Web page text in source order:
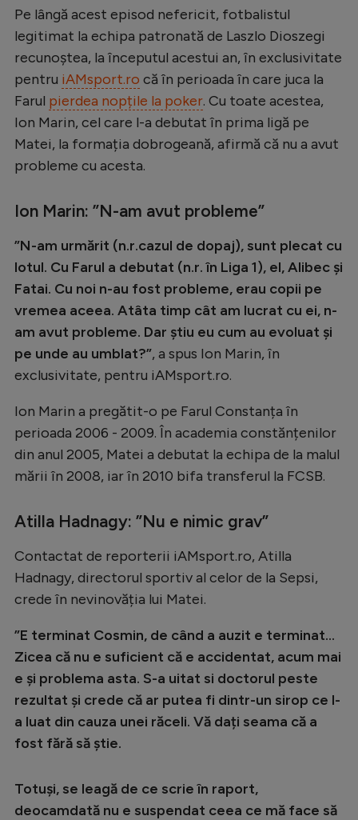
Tenis
Handbal
Natație
Formula 1
Rugby
Ciclism
Alte sporturi
JO 2026
Intră în cont
Pe lângă acest episod nefericit, fotbalistul
legitimat la echipa patronată de Laszlo Dioszegi
recunoștea, la începutul acestui an, în exclusivitate
pentru iAMsport.ro că în perioada în care juca la
Farul pierdea nopțile la poker. Cu toate acestea,
Ion Marin, cel care l-a debutat în prima ligă pe
Matei, la formația dobrogeană, afirmă că nu a avut
probleme cu acesta.
Ion Marin: ”N-am avut probleme”
”N-am urmărit (n.r.cazul de dopaj), sunt plecat cu
lotul. Cu Farul a debutat (n.r. în Liga 1), el, Alibec și
Fatai. Cu noi n-au fost probleme, erau copii pe
vremea aceea. Atâta timp cât am lucrat cu ei, n-
am avut probleme. Dar știu eu cum au evoluat și
pe unde au umblat?”, a spus Ion Marin, în
exclusivitate, pentru iAMsport.ro.
Ion Marin a pregătit-o pe Farul Constanța în
perioada 2006 - 2009. În academia constănțenilor
din anul 2005, Matei a debutat la echipa de la malul
mării în 2008, iar în 2010 bifa transferul la FCSB.
Atilla Hadnagy: ”Nu e nimic grav”
Contactat de reporterii iAMsport.ro, Atilla
Hadnagy, directorul sportiv al celor de la Sepsi,
crede în nevinovăția lui Matei.
”E terminat Cosmin, de când a auzit e terminat...
Zicea că nu e suficient că e accidentat, acum mai
e și problema asta. S-a uitat si doctorul peste
rezultat și crede că ar putea fi dintr-un sirop ce l-
a luat din cauza unei răceli. Vă dați seama că a
fost fără să știe.
Totuși, se leagă de ce scrie în raport,
deocamdată nu e suspendat ceea ce mă face să